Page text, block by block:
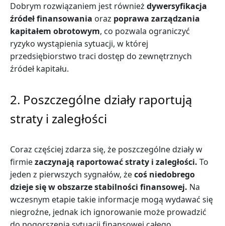
Dobrym rozwiązaniem jest również dywersyfikacja
źródeł finansowania oraz poprawa zarządzania
kapitałem obrotowym, co pozwala ograniczyć
ryzyko wystąpienia sytuacji, w której
przedsiębiorstwo traci dostęp do zewnętrznych
źródeł kapitału.
2. Poszczególne działy raportują
straty i zaległości
Coraz częściej zdarza się, że poszczególne działy w
firmiezaczynają raportować straty i zaległości. To
jeden z pierwszych sygnałów, żecoś niedobrego
dzieje się w obszarze stabilności finansowej. Na
wczesnym etapie takie informacje mogą wydawać się
niegroźne, jednak ich ignorowanie może prowadzić